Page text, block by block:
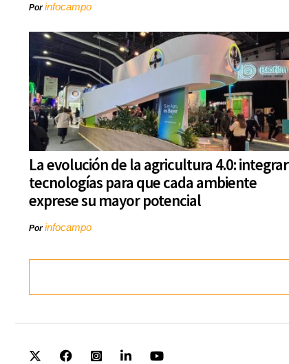
Porinfocampo
La evolución de la agricultura 4.0: integrar
tecnologías para que cada ambiente
exprese su mayor potencial
Porinfocampo